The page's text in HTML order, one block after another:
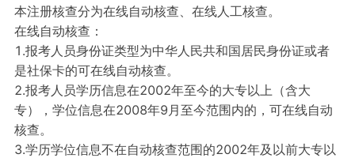
本注册核查分为在线自动核查、在线人工核查。
在线自动核查：
1.报考人员身份证类型为中华人民共和国居民身份证或者
是社保卡的可在线自动核查。
2.报考人员学历信息在2002年至今的大专以上（含大
专），学位信息在2008年9月至今范围内的，可在线自动
核查。
3.学历学位信息不在自动核查范围的2002年及以前大专以